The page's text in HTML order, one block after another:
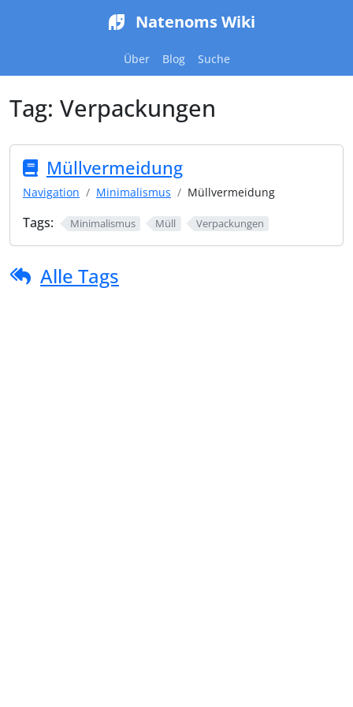
Natenoms Wiki
Über Blog Suche
Tag: Verpackungen
Müllvermeidung
Navigation Minimalismus Müllvermeidung
Tags: Minimalismus Müll Verpackungen
Alle Tags